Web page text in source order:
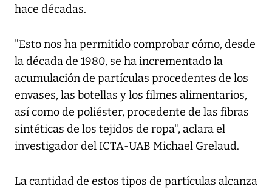
hace décadas.
"Esto nos ha permitido comprobar cómo, desde
la década de 1980, se ha incrementado la
acumulación de partículas procedentes de los
envases, las botellas y los filmes alimentarios,
así como de poliéster, procedente de las fibras
sintéticas de los tejidos de ropa", aclara el
investigador del ICTA-UAB Michael Grelaud.
La cantidad de estos tipos de partículas alcanza